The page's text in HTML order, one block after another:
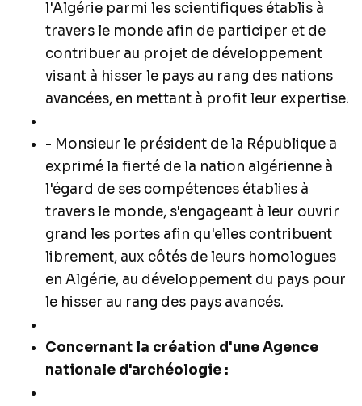
l'Algérie parmi les scientifiques établis à
travers le monde afin de participer et de
contribuer au projet de développement
visant à hisser le pays au rang des nations
avancées, en mettant à profit leur expertise.
- Monsieur le président de la République a
exprimé la fierté de la nation algérienne à
l'égard de ses compétences établies à
travers le monde, s'engageant à leur ouvrir
grand les portes afin qu'elles contribuent
librement, aux côtés de leurs homologues
en Algérie, au développement du pays pour
le hisser au rang des pays avancés.
Concernant la création d'une Agence
nationale d'archéologie :